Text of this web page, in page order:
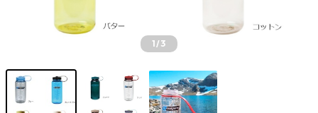
1/3